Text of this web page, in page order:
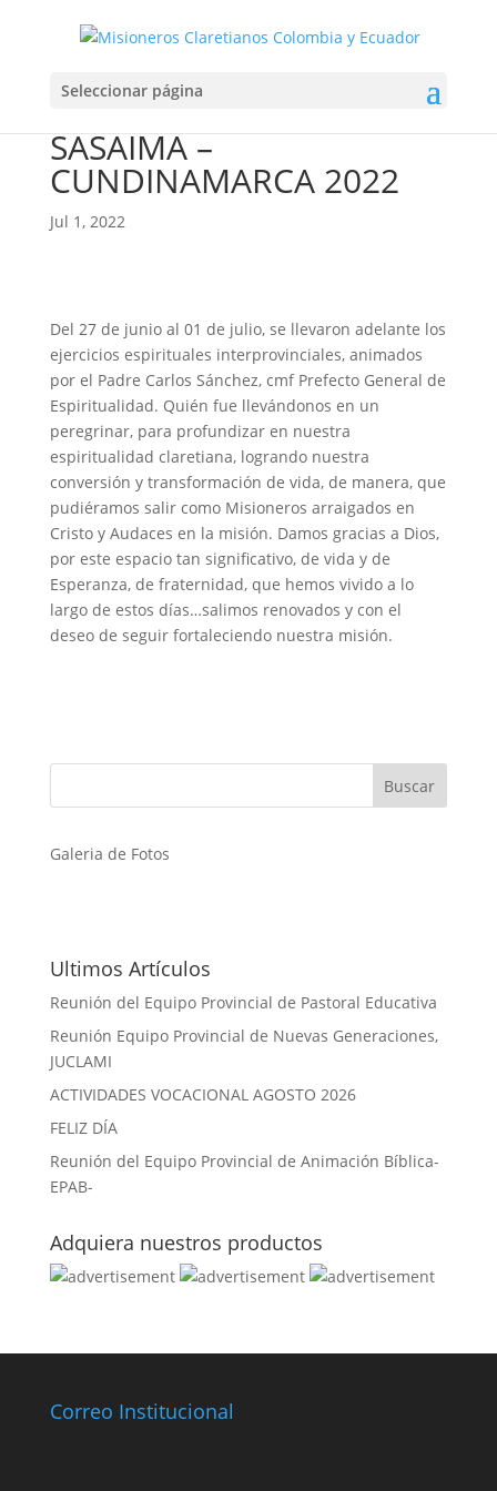
Seleccionar página
PARTICIPANTES PRIMERA
TANDA – RETIROS
SASAIMA –
CUNDINAMARCA 2022
Jul 1, 2022
Del 27 de junio al 01 de julio, se llevaron adelante los
ejercicios espirituales interprovinciales, animados
por el Padre Carlos Sánchez, cmf Prefecto General de
Espiritualidad. Quién fue llevándonos en un
peregrinar, para profundizar en nuestra
espiritualidad claretiana, logrando nuestra
conversión y transformación de vida, de manera, que
pudiéramos salir como Misioneros arraigados en
Cristo y Audaces en la misión. Damos gracias a Dios,
por este espacio tan significativo, de vida y de
Esperanza, de fraternidad, que hemos vivido a lo
largo de estos días…salimos renovados y con el
deseo de seguir fortaleciendo nuestra misión.
Galeria de Fotos
Ultimos Artículos
Reunión del Equipo Provincial de Pastoral Educativa
Reunión Equipo Provincial de Nuevas Generaciones,
JUCLAMI
ACTIVIDADES VOCACIONAL AGOSTO 2026
FELIZ DÍA
Reunión del Equipo Provincial de Animación Bíblica-
EPAB-
Adquiera nuestros productos
Correo Institucional